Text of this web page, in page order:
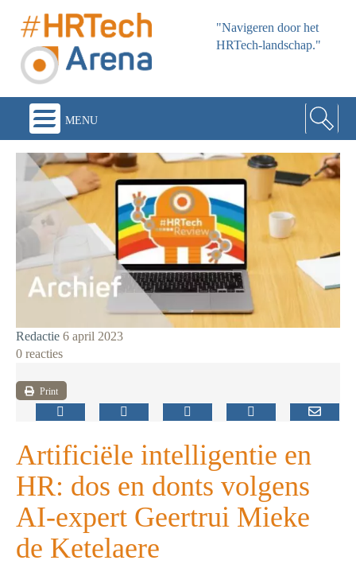
"Navigeren door het
HRTech-landschap."
menu
Redactie 6 april 2023
0 reacties
Print
Artificiële intelligentie en
HR: dos en donts volgens
AI-expert Geertrui Mieke
de Ketelaere